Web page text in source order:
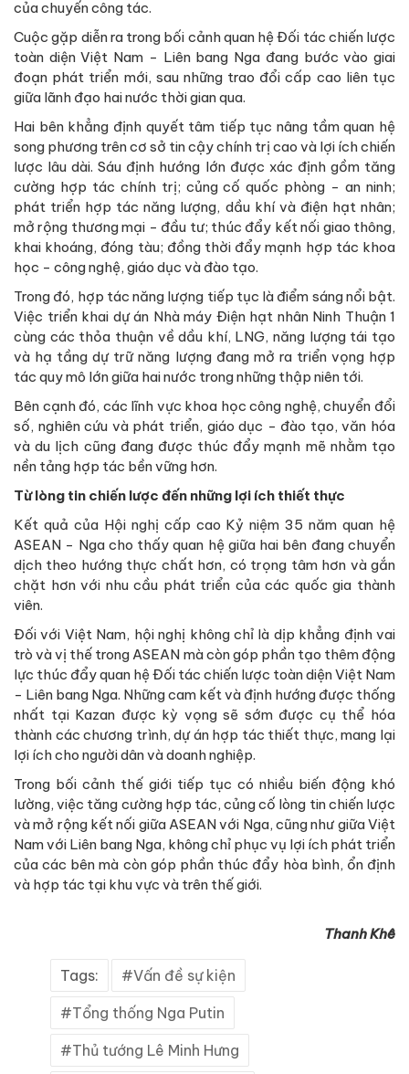
của chuyến công tác.
Cuộc gặp diễn ra trong bối cảnh quan hệ Đối tác chiến lược
toàn diện Việt Nam - Liên bang Nga đang bước vào giai
đoạn phát triển mới, sau những trao đổi cấp cao liên tục
giữa lãnh đạo hai nước thời gian qua.
Hai bên khẳng định quyết tâm tiếp tục nâng tầm quan hệ
song phương trên cơ sở tin cậy chính trị cao và lợi ích chiến
lược lâu dài. Sáu định hướng lớn được xác định gồm tăng
cường hợp tác chính trị; củng cố quốc phòng - an ninh;
phát triển hợp tác năng lượng, dầu khí và điện hạt nhân;
mở rộng thương mại - đầu tư; thúc đẩy kết nối giao thông,
khai khoáng, đóng tàu; đồng thời đẩy mạnh hợp tác khoa
học - công nghệ, giáo dục và đào tạo.
Trong đó, hợp tác năng lượng tiếp tục là điểm sáng nổi bật.
Việc triển khai dự án Nhà máy Điện hạt nhân Ninh Thuận 1
cùng các thỏa thuận về dầu khí, LNG, năng lượng tái tạo
và hạ tầng dự trữ năng lượng đang mở ra triển vọng hợp
tác quy mô lớn giữa hai nước trong những thập niên tới.
Bên cạnh đó, các lĩnh vực khoa học công nghệ, chuyển đổi
số, nghiên cứu và phát triển, giáo dục - đào tạo, văn hóa
và du lịch cũng đang được thúc đẩy mạnh mẽ nhằm tạo
nền tảng hợp tác bền vững hơn.
Từ lòng tin chiến lược đến những lợi ích thiết thực
Kết quả của Hội nghị cấp cao Kỷ niệm 35 năm quan hệ
ASEAN - Nga cho thấy quan hệ giữa hai bên đang chuyển
dịch theo hướng thực chất hơn, có trọng tâm hơn và gắn
chặt hơn với nhu cầu phát triển của các quốc gia thành
viên.
Đối với Việt Nam, hội nghị không chỉ là dịp khẳng định vai
trò và vị thế trong ASEAN mà còn góp phần tạo thêm động
lực thúc đẩy quan hệ Đối tác chiến lược toàn diện Việt Nam
- Liên bang Nga. Những cam kết và định hướng được thống
nhất tại Kazan được kỳ vọng sẽ sớm được cụ thể hóa
thành các chương trình, dự án hợp tác thiết thực, mang lại
lợi ích cho người dân và doanh nghiệp.
Trong bối cảnh thế giới tiếp tục có nhiều biến động khó
lường, việc tăng cường hợp tác, củng cố lòng tin chiến lược
và mở rộng kết nối giữa ASEAN với Nga, cũng như giữa Việt
Nam với Liên bang Nga, không chỉ phục vụ lợi ích phát triển
của các bên mà còn góp phần thúc đẩy hòa bình, ổn định
và hợp tác tại khu vực và trên thế giới.
Thanh Khê
Tags: Vấn đề sự kiện
Tổng thống Nga Putin
Thủ tướng Lê Minh Hưng